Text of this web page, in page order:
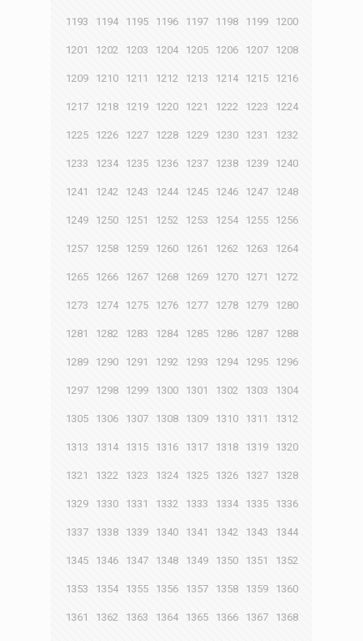
1193 1194 1195 1196 1197 1198 1199 1200
1201 1202 1203 1204 1205 1206 1207 1208
1209 1210 1211 1212 1213 1214 1215 1216
1217 1218 1219 1220 1221 1222 1223 1224
1225 1226 1227 1228 1229 1230 1231 1232
1233 1234 1235 1236 1237 1238 1239 1240
1241 1242 1243 1244 1245 1246 1247 1248
1249 1250 1251 1252 1253 1254 1255 1256
1257 1258 1259 1260 1261 1262 1263 1264
1265 1266 1267 1268 1269 1270 1271 1272
1273 1274 1275 1276 1277 1278 1279 1280
1281 1282 1283 1284 1285 1286 1287 1288
1289 1290 1291 1292 1293 1294 1295 1296
1297 1298 1299 1300 1301 1302 1303 1304
1305 1306 1307 1308 1309 1310 1311 1312
1313 1314 1315 1316 1317 1318 1319 1320
1321 1322 1323 1324 1325 1326 1327 1328
1329 1330 1331 1332 1333 1334 1335 1336
1337 1338 1339 1340 1341 1342 1343 1344
1345 1346 1347 1348 1349 1350 1351 1352
1353 1354 1355 1356 1357 1358 1359 1360
1361 1362 1363 1364 1365 1366 1367 1368